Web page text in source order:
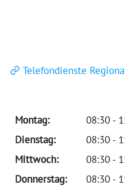
Telefondienste
Montag:
08:30 -
Dienstag:
08:30 -
Mittwoch:
08:30 -
Donnerstag:
08:30 -